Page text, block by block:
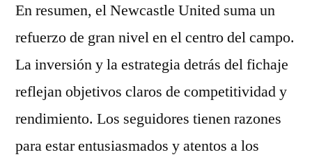
En resumen, el Newcastle United suma un
refuerzo de gran nivel en el centro del campo.
La inversión y la estrategia detrás del fichaje
reflejan objetivos claros de competitividad y
rendimiento. Los seguidores tienen razones
para estar entusiasmados y atentos a los